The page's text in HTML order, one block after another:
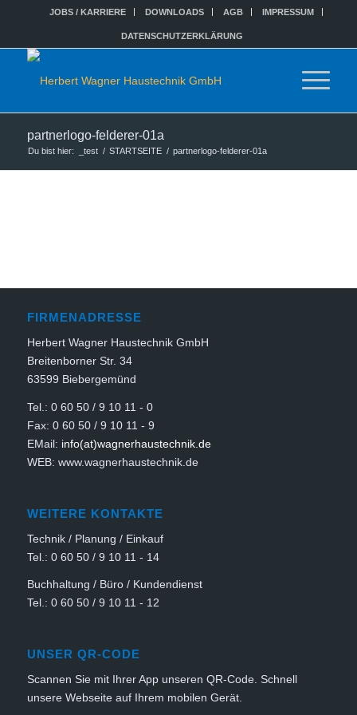
JOBS / KARRIERE DOWNLOADS AGB IMPRESSUM
DATENSCHUTZERKLÄRUNG
partnerlogo-felderer-01a
Du bist hier: _test / STARTSEITE / partnerlogo-felderer-01a
FIRMENADRESSE
Herbert Wagner Haustechnik GmbH
Breitenborner Str. 34
63599 Biebergemünd
Tel.: 0 60 50 / 9 10 11 - 0
Fax: 0 60 50 / 9 10 11 - 9
EMail: info(at)wagnerhaustechnik.de
WEB: www.wagnerhaustechnik.de
WEITERE KONTAKTE
Technik / Planung / Einkauf
Tel.: 0 60 50 / 9 10 11 - 14
Buchhaltung / Büro / Kundendienst
Tel.: 0 60 50 / 9 10 11 - 12
UNSER QR-CODE
Scannen Sie mit Ihrer App unseren QR-Code. Schnell
unsere Webseite auf Ihrem mobilen Gerät.